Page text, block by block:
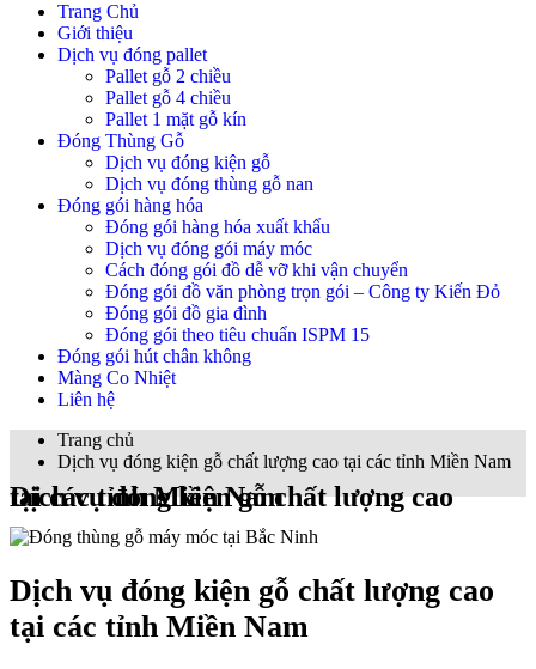
Trang Chủ
Giới thiệu
Dịch vụ đóng pallet
Pallet gỗ 2 chiều
Pallet gỗ 4 chiều
Pallet 1 mặt gỗ kín
Đóng Thùng Gỗ
Dịch vụ đóng kiện gỗ
Dịch vụ đóng thùng gỗ nan
Đóng gói hàng hóa
Đóng gói hàng hóa xuất khẩu
Dịch vụ đóng gói máy móc
Cách đóng gói đồ dễ vỡ khi vận chuyển
Đóng gói đồ văn phòng trọn gói – Công ty Kiến Đỏ
Đóng gói đồ gia đình
Đóng gói theo tiêu chuẩn ISPM 15
Đóng gói hút chân không
Màng Co Nhiệt
Liên hệ
Trang chủ
Dịch vụ đóng kiện gỗ chất lượng cao tại các tỉnh Miền Nam
Dịch vụ đóng kiện gỗ chất lượng cao tại các tỉnh Miền Nam
Dịch vụ đóng kiện gỗ chất lượng cao
tại các tỉnh Miền Nam